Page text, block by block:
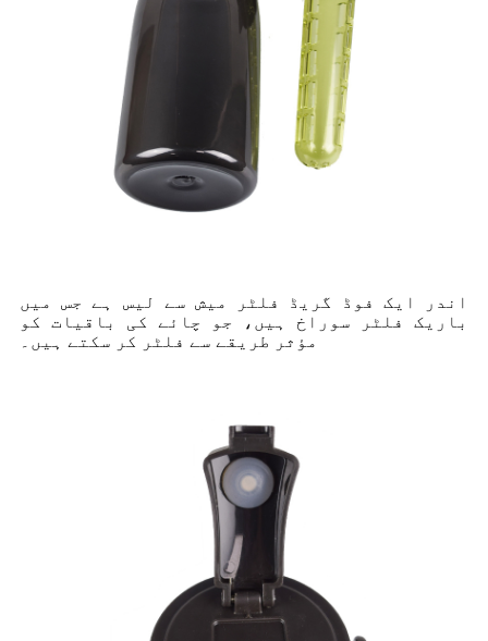
اندر ایک فوڈ گریڈ فلٹر میش سے لیس ہے جس میں
باریک فلٹر سوراخ ہیں، جو چائے کی باقیات کو
مؤثر طریقے سے فلٹر کر سکتے ہیں۔